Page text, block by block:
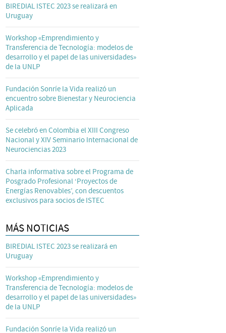
BIREDIAL ISTEC 2023 se realizará en
Uruguay
Workshop «Emprendimiento y
Transferencia de Tecnología: modelos de
desarrollo y el papel de las universidades»
de la UNLP
Fundación Sonríe la Vida realizó un
encuentro sobre Bienestar y Neurociencia
Aplicada
Se celebró en Colombia el XIII Congreso
Nacional y XIV Seminario Internacional de
Neurociencias 2023
Charla informativa sobre el Programa de
Posgrado Profesional ‘Proyectos de
Energías Renovables’, con descuentos
exclusivos para socios de ISTEC
MÁS NOTICIAS
BIREDIAL ISTEC 2023 se realizará en
Uruguay
Workshop «Emprendimiento y
Transferencia de Tecnología: modelos de
desarrollo y el papel de las universidades»
de la UNLP
Fundación Sonríe la Vida realizó un